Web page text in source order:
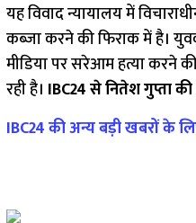
यह विवाद न्यायालय में
कब्जा करने की फिराक में है।
मीडिया पर सरेआम हत्या करने
रही है। IBC24 से नितेश गुप्ता की
IBC24 की अन्य बड़ी खबरों के